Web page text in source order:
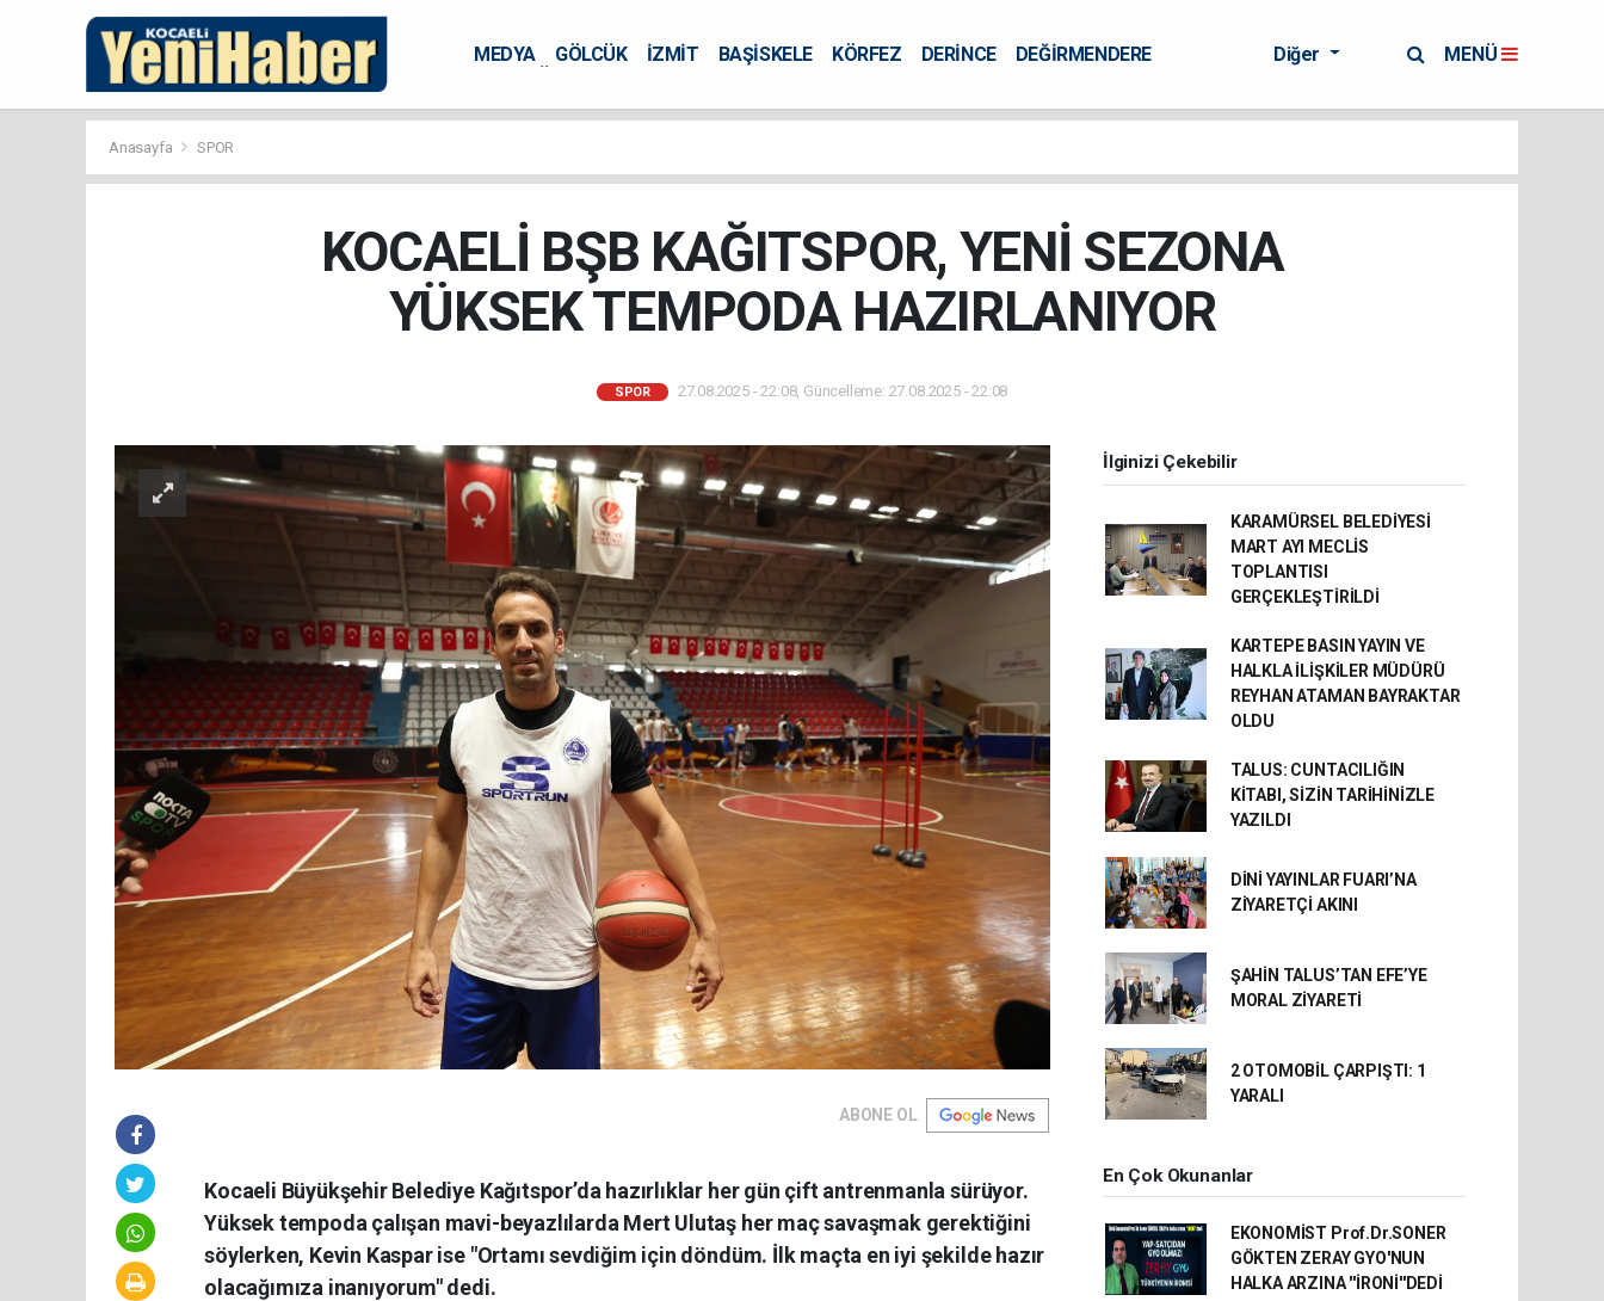
MEDYA GÖLCÜK İZMİT BAŞİSKELE KÖRFEZ DERİNCE
DEĞİRMENDERE
Diğer MENÜ
Anasayfa SPOR
KOCAELİ BŞB KAĞITSPOR, YENİ SEZONA
YÜKSEK TEMPODA HAZIRLANIYOR
SPOR 27.08.2025 - 22:08, Güncelleme: 27.08.2025 - 22:08
ABONE OL
Kocaeli Büyükşehir Belediye Kağıtspor’da hazırlıklar her gün çift antrenmanla sürüyor.
Yüksek tempoda çalışan mavi-beyazlılarda Mert Ulutaş her maç savaşmak gerektiğini
söylerken, Kevin Kaspar ise "Ortamı sevdiğim için döndüm. İlk maçta en iyi şekilde hazır
olacağımıza inanıyorum" dedi.
İlginizi Çekebilir
KARAMÜRSEL BELEDİYESİ
MART AYI MECLİS
TOPLANTISI
GERÇEKLEŞTİRİLDİ
KARTEPE BASIN YAYIN VE
HALKLA İLİŞKİLER MÜDÜRÜ
REYHAN ATAMAN BAYRAKTAR
OLDU
TALUS: CUNTACILIĞIN
KİTABI, SİZİN TARİHİNİZLE
YAZILDI
DİNİ YAYINLAR FUARI’NA
ZİYARETÇİ AKINI
ŞAHİN TALUS’TAN EFE’YE
MORAL ZİYARETİ
2 OTOMOBİL ÇARPIŞTI: 1
YARALI
En Çok Okunanlar
EKONOMİST Prof.Dr.SONER
GÖKTEN ZERAY GYO'NUN
HALKA ARZINA ''İRONİ''DEDİ